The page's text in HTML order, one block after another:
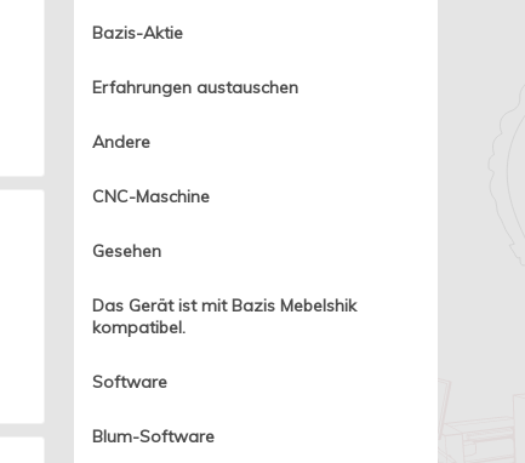
Bazis-Aktie
Erfahrungen austauschen
Andere
CNC-Maschine
Gesehen
Das Gerät ist mit Bazis Mebelshik
kompatibel.
Software
Blum-Software